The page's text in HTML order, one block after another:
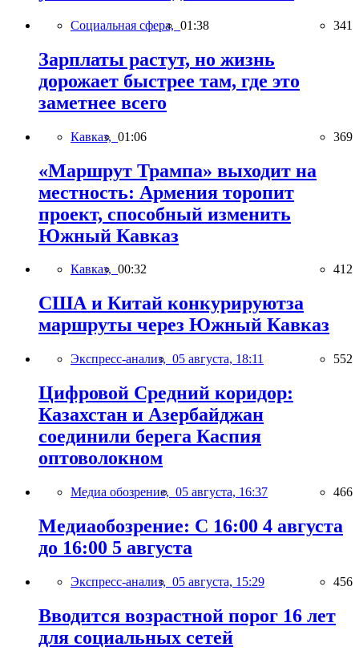
Социальная сфера, 01:38 341
Зарплаты растут, но жизнь
дорожает быстрее там, где это
заметнее всего
Кавказ, 01:06 369
«Маршрут Трампа» выходит на
местность: Армения торопит
проект, способный изменить
Южный Кавказ
Кавказ, 00:32 412
США и Китай конкурируютза
маршруты через Южный Кавказ
Экспресс-анализ, 05 августа, 18:11 552
Цифровой Средний коридор:
Казахстан и Азербайджан
соединили берега Каспия
оптоволокном
Медиа обозрение, 05 августа, 16:37 466
Медиаобозрение: С 16:00 4 августа
до 16:00 5 августа
Экспресс-анализ, 05 августа, 15:29 456
Вводится возрастной порог 16 лет
для социальных сетей